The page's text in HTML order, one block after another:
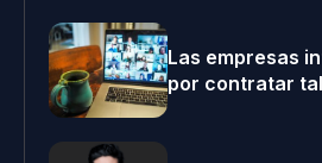
Las empresas
por contratar